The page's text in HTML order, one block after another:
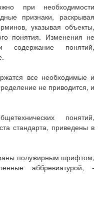
при необходимости
признаки, раскрывая
указывая объекты,
понятия. Изменения не
понятий,
все необходимые и
не приводится, и
понятий,
стандарта, приведены в
полужирным шрифтом,
аббревиатурой, -